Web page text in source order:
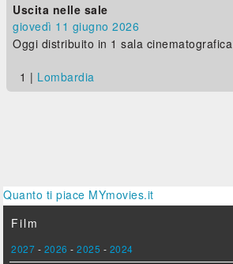
Uscita nelle sale
giovedì 11 giugno 2026
Oggi distribuito in 1 sala cinematografica
1 | Lombardia
Quanto ti piace MYmovies.it
Film
2027 - 2026 -2025 - 2024